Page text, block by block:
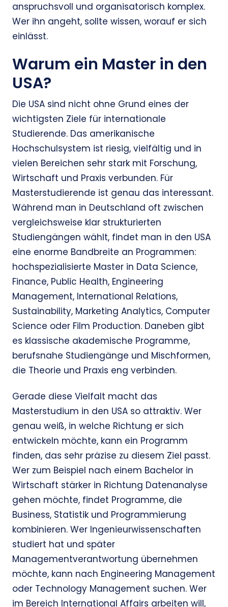
anspruchsvoll und organisatorisch komplex.
Wer ihn angeht, sollte wissen, worauf er sich
einlässt.
Warum ein Master in den
USA?
Die USA sind nicht ohne Grund eines der
wichtigsten Ziele für internationale
Studierende. Das amerikanische
Hochschulsystem ist riesig, vielfältig und in
vielen Bereichen sehr stark mit Forschung,
Wirtschaft und Praxis verbunden. Für
Masterstudierende ist genau das interessant.
Während man in Deutschland oft zwischen
vergleichsweise klar strukturierten
Studiengängen wählt, findet man in den USA
eine enorme Bandbreite an Programmen:
hochspezialisierte Master in Data Science,
Finance, Public Health, Engineering
Management, International Relations,
Sustainability, Marketing Analytics, Computer
Science oder Film Production. Daneben gibt
es klassische akademische Programme,
berufsnahe Studiengänge und Mischformen,
die Theorie und Praxis eng verbinden.
Gerade diese Vielfalt macht das
Masterstudium in den USA so attraktiv. Wer
genau weiß, in welche Richtung er sich
entwickeln möchte, kann ein Programm
finden, das sehr präzise zu diesem Ziel passt.
Wer zum Beispiel nach einem Bachelor in
Wirtschaft stärker in Richtung Datenanalyse
gehen möchte, findet Programme, die
Business, Statistik und Programmierung
kombinieren. Wer Ingenieurwissenschaften
studiert hat und später
Managementverantwortung übernehmen
möchte, kann nach Engineering Management
oder Technology Management suchen. Wer
im Bereich International Affairs arbeiten will,